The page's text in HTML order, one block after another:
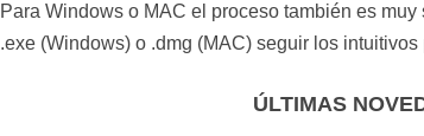
Para Windows o MAC el proceso también es
.exe (Windows) o .dmg (MAC) seguir los
ÚLTIMAS